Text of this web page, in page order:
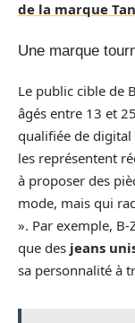
de la marque
Une marque
Le public cible de
âgés entre 13 et
qualifiée de digital
les représentent
à proposer des
mode, mais qui
». Par exemple,
que des jeans
sa personnalité à